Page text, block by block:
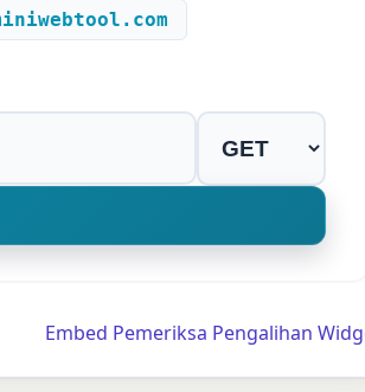
Embed Pemeriksa Pengalihan